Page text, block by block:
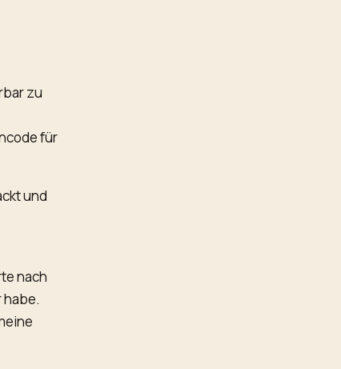
zu
für
und
nach
habe.